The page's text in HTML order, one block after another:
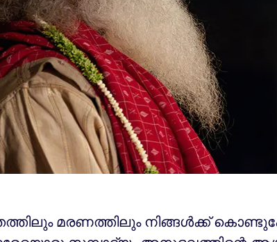
മരണത്തിലും നിങ്ങൾക്ക്